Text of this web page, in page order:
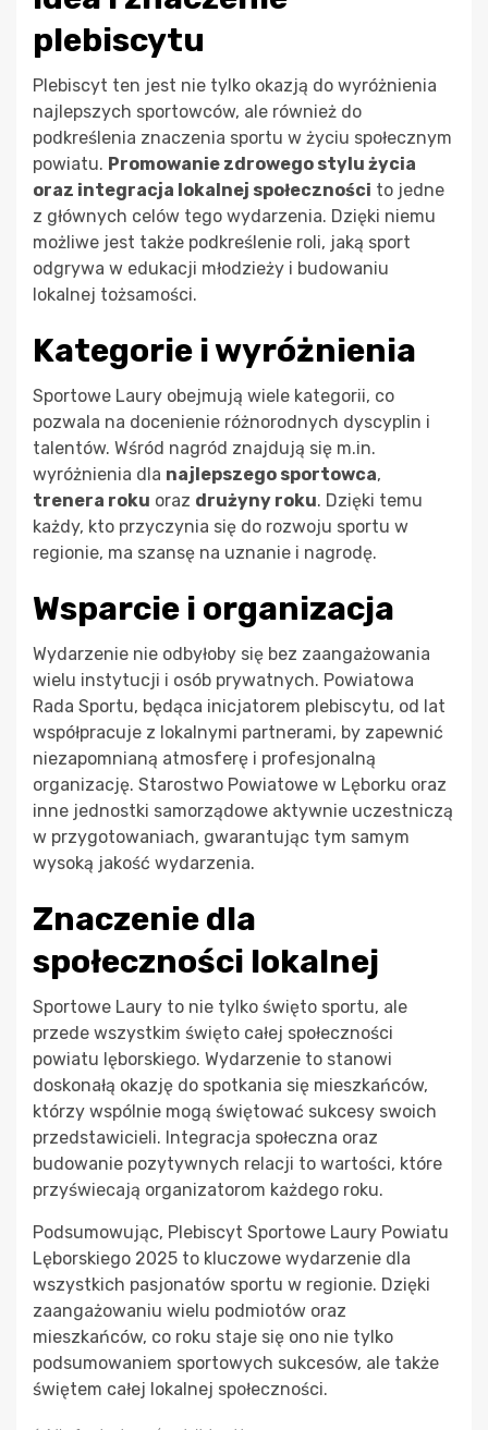
plebiscytu
Plebiscyt ten jest nie tylko okazją do wyróżnienia
najlepszych sportowców, ale również do
podkreślenia znaczenia sportu w życiu społecznym
powiatu. Promowanie zdrowego stylu życia
oraz integracja lokalnej społeczności to jedne
z głównych celów tego wydarzenia. Dzięki niemu
możliwe jest także podkreślenie roli, jaką sport
odgrywa w edukacji młodzieży i budowaniu
lokalnej tożsamości.
Kategorie i wyróżnienia
Sportowe Laury obejmują wiele kategorii, co
pozwala na docenienie różnorodnych dyscyplin i
talentów. Wśród nagród znajdują się m.in.
wyróżnienia dla najlepszego sportowca,
trenera roku oraz drużyny roku. Dzięki temu
każdy, kto przyczynia się do rozwoju sportu w
regionie, ma szansę na uznanie i nagrodę.
Wsparcie i organizacja
Wydarzenie nie odbyłoby się bez zaangażowania
wielu instytucji i osób prywatnych. Powiatowa
Rada Sportu, będąca inicjatorem plebiscytu, od lat
współpracuje z lokalnymi partnerami, by zapewnić
niezapomnianą atmosferę i profesjonalną
organizację. Starostwo Powiatowe w Lęborku oraz
inne jednostki samorządowe aktywnie uczestniczą
w przygotowaniach, gwarantując tym samym
wysoką jakość wydarzenia.
Znaczenie dla
społeczności lokalnej
Sportowe Laury to nie tylko święto sportu, ale
przede wszystkim święto całej społeczności
powiatu lęborskiego. Wydarzenie to stanowi
doskonałą okazję do spotkania się mieszkańców,
którzy wspólnie mogą świętować sukcesy swoich
przedstawicieli. Integracja społeczna oraz
budowanie pozytywnych relacji to wartości, które
przyświecają organizatorom każdego roku.
Podsumowując, Plebiscyt Sportowe Laury Powiatu
Lęborskiego 2025 to kluczowe wydarzenie dla
wszystkich pasjonatów sportu w regionie. Dzięki
zaangażowaniu wielu podmiotów oraz
mieszkańców, co roku staje się ono nie tylko
podsumowaniem sportowych sukcesów, ale także
świętem całej lokalnej społeczności.